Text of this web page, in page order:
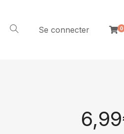
Se connecter 0
6,99